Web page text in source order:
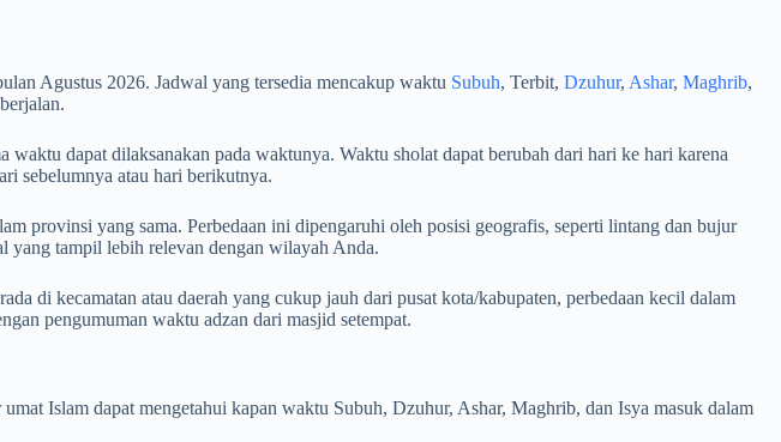
Agustus 2026. Jadwal yang tersedia mencakup waktu Subuh, Terbit, Dzuhur, Ashar, Maghrib,
dapat dilaksanakan pada waktunya. Waktu sholat dapat berubah dari hari ke hari karena
sebelumnya atau hari berikutnya.
provinsi yang sama. Perbedaan ini dipengaruhi oleh posisi geografis, seperti lintang dan bujur
yang tampil lebih relevan dengan wilayah Anda.
di kecamatan atau daerah yang cukup jauh dari pusat kota/kabupaten, perbedaan kecil dalam
pengumuman waktu adzan dari masjid setempat.
Islam dapat mengetahui kapan waktu Subuh, Dzuhur, Ashar, Maghrib, dan Isya masuk dalam